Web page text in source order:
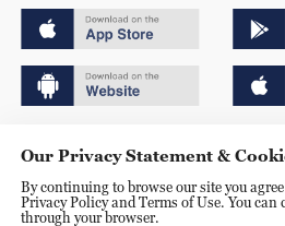
京ICP备20000184号
京公网安备 11010502050052号
Our Privacy Statement &
By continuing to browse our site you
Privacy Policy and Terms of Use. You can
through your browser.